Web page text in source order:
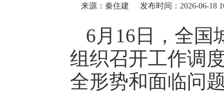
来源：秦住建 发布时间：2026-06-18
6月16日，全国
组织召开工作调
全形势和面临问